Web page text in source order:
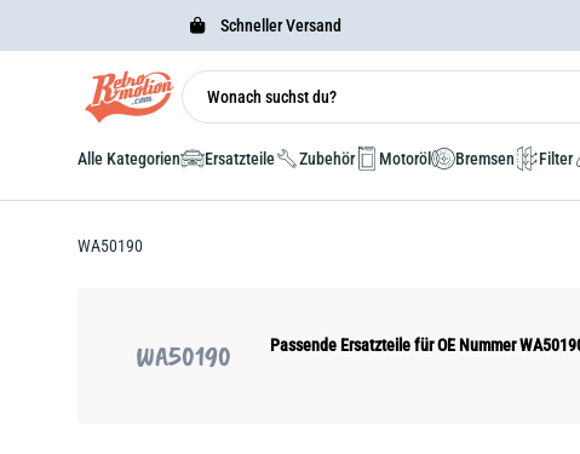
Schneller Versand
Alle Kategorien Ersatzteile Zubehör Motoröl Bremsen Filter
WA50190
WA50190 Passende Ersatzteile für OE Nummer